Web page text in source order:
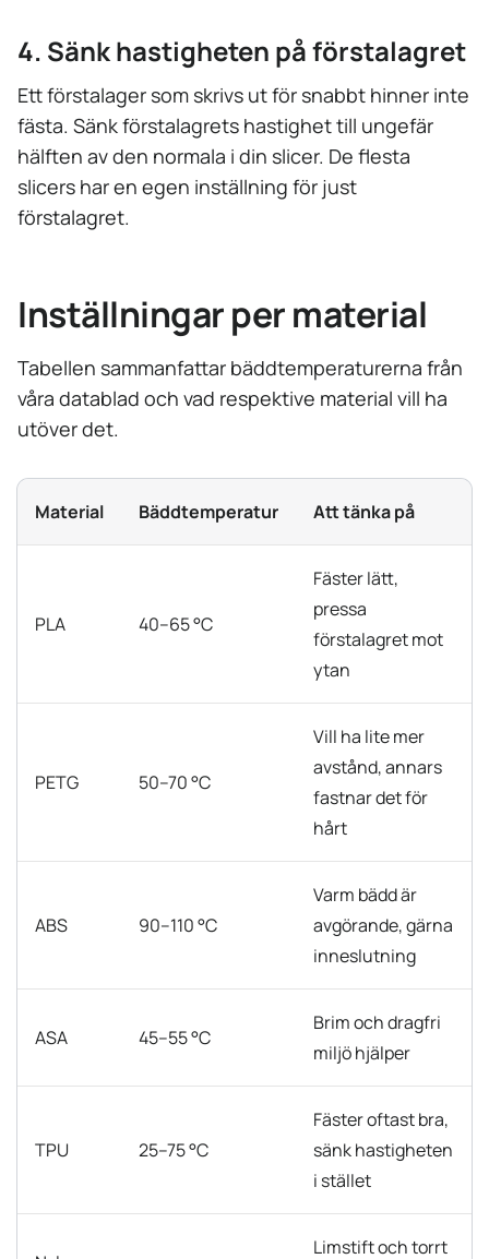
4. Sänk hastigheten på förstalagret
Ett förstalager som skrivs ut för snabbt hinner inte
fästa. Sänk förstalagrets hastighet till ungefär
hälften av den normala i din slicer. De flesta
slicers har en egen inställning för just
förstalagret.
Inställningar per material
Tabellen sammanfattar bäddtemperaturerna från
våra datablad och vad respektive material vill ha
utöver det.
Material Bäddtemperatur Att tänka på
PLA 40–65 °C
Fäster lätt,
pressa
förstalagret mot
ytan
PETG 50–70 °C
Vill ha lite mer
avstånd, annars
fastnar det för
hårt
ABS 90–110 °C
Varm bädd är
avgörande, gärna
inneslutning
ASA 45–55 °C
Brim och dragfri
miljö hjälper
TPU 25–75 °C
Fäster oftast bra,
sänk hastigheten
i stället
Limstift och torrt